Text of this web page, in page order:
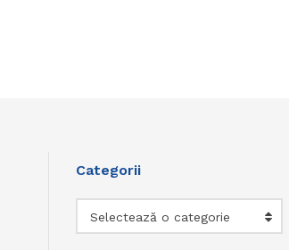
Categorii
Selectează o categorie